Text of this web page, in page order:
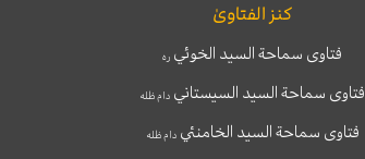
كنز الفتاوىٰ
فتاوى سماحة السيد الخوئي ره
فتاوى سماحة السيد السيستاني دام ظله
فتاوى سماحة السيد الخامنئيدام ظله